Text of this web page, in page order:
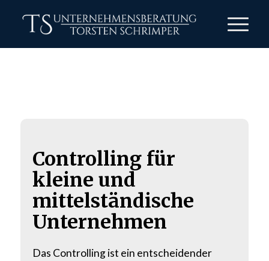
Controlling für
kleine und
mittelständische
Unternehmen
Das Controlling ist ein entscheidender